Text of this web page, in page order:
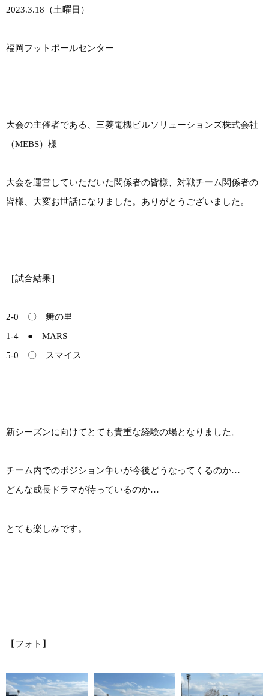
2023.3.18（土曜日）
福岡フットボールセンター
大会の主催者である、三菱電機ビルソリューションズ株式会社
（MEBS）様
大会を運営していただいた関係者の皆様、対戦チーム関係者の
皆様、大変お世話になりました。ありがとうございました。
［試合結果］
2-0 〇 舞の里
1-4 ● MARS
5-0 〇 スマイス
新シーズンに向けてとても貴重な経験の場となりました。
チーム内でのポジション争いが今後どうなってくるのか…
どんな成長ドラマが待っているのか…
とても楽しみです。
【フォト】